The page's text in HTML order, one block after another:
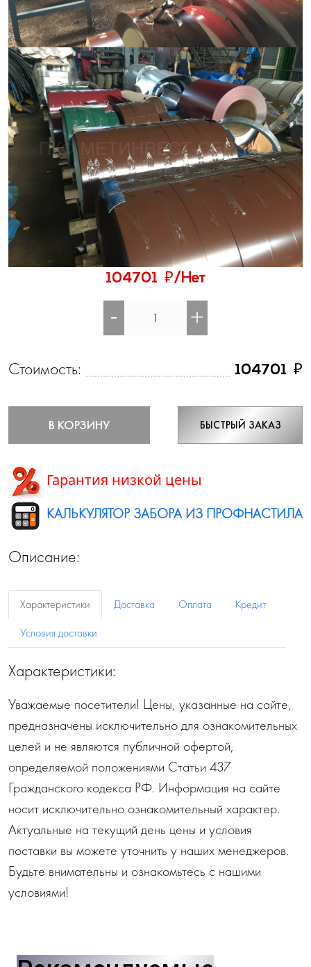
104701 ₽/Нет
- +
Стоимость: 104701 ₽
В КОРЗИНУ БЫСТРЫЙ ЗАКАЗ
Гарантия низкой цены
КАЛЬКУЛЯТОР ЗАБОРА ИЗ ПРОФНАСТИЛА
Описание:
Характеристики Доставка Оплата
Кредит
Условия доставки
Характеристики:
Уважаемые посетители! Цены, указанные на сайте,
предназначены исключительно для ознакомительных
целей и не являются публичной офертой,
определяемой положениями Статьи 437
Гражданского кодекса РФ. Информация на сайте
носит исключительно ознакомительный характер.
Актуальные на текущий день цены и условия
поставки вы можете уточнить у наших менеджеров.
Будьте внимательны и ознакомьтесь с нашими
условиями!